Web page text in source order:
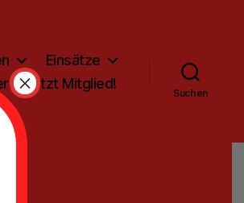
Einsätze
jetzt Mitglied!
Suchen
×